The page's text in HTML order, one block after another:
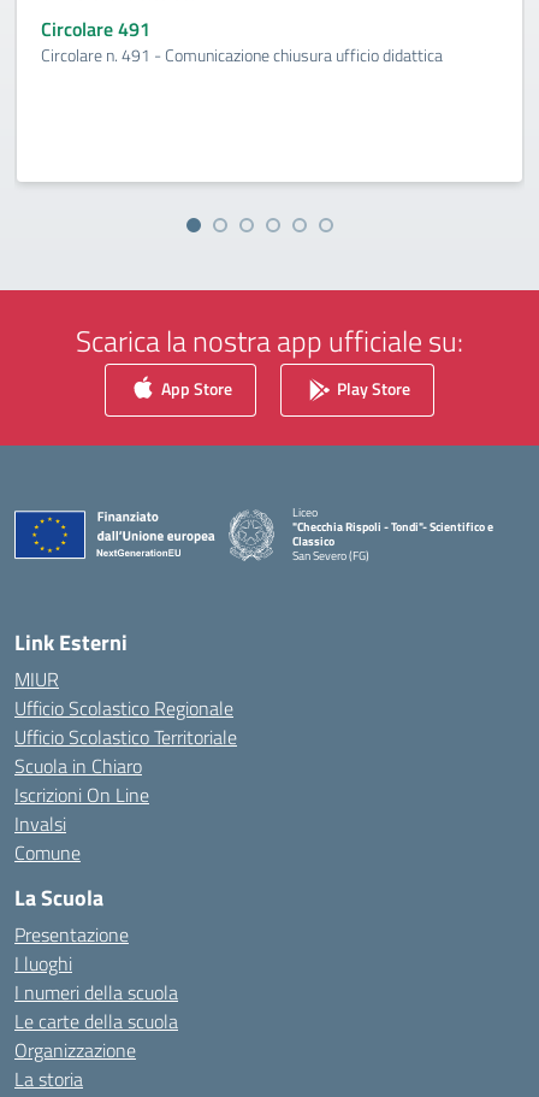
Circolare 491
Circolare n. 491 - Comunicazione chiusura ufficio didattica
Scarica la nostra app ufficiale su:
App Store Play Store
Liceo
"Checchia Rispoli - Tondi"- Scientifico e
Classico
San Severo (FG)
Link Esterni
MIUR
Ufficio Scolastico Regionale
Ufficio Scolastico Territoriale
Scuola in Chiaro
Iscrizioni On Line
Invalsi
Comune
La Scuola
Presentazione
I luoghi
I numeri della scuola
Le carte della scuola
Organizzazione
La storia